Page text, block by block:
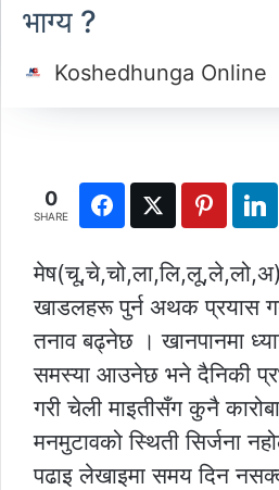
भाग्य ?
Koshedhunga Online
0
SHARE
खाडलहरू पुर्न अथक प्रयास
तनाव बढ्नेछ । खानपानमा
समस्या आउनेछ भने दैनिकी
गरी चेली माइतीसँग कुनै
मनमुटावको स्थिती सिर्जना
पढाइ लेखाइमा समय दिन